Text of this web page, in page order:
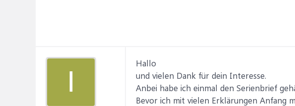
I
Hallo
und vielen Dank für dein Interesse.
Anbei habe ich einmal den Serienbrief
Bevor ich mit vielen Erklärungen Anfang